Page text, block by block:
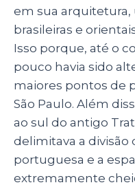
em sua
brasileiras e
Isso porque, até o
pouco havia sido
maiores pontos de
São Paulo. Além
ao sul do antigo
delimitava a divisão
portuguesa e a
extremamente